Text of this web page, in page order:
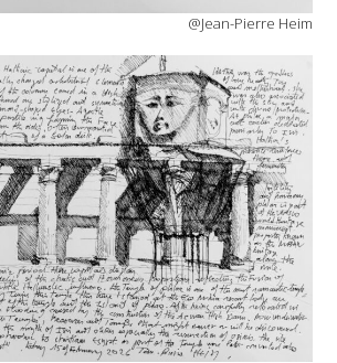
@Jean-Pierre Heim